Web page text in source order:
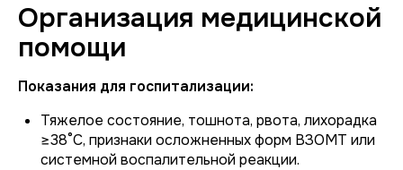
Организация медицинской
помощи
Показания для госпитализации:
Тяжелое состояние, тошнота, рвота, лихорадка
≥38°C, признаки осложненных форм ВЗОМТ или
системной воспалительной реакции.